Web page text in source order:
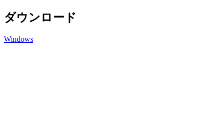
ダウンロード
Windows